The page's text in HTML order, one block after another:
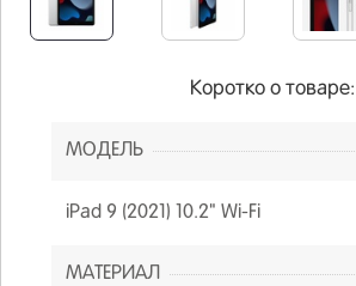
Коротко о товаре:
МОДЕЛЬ
iPad 9 (2021) 10.2" Wi-Fi
МАТЕРИАЛ